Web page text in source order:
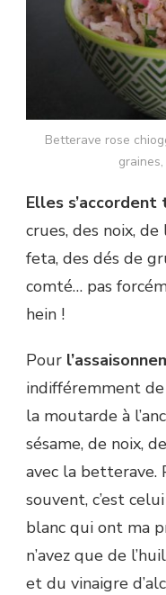
Betterave rose
Elles s’accordent
crues, des noix,
feta, des dés de
comté… pas
hein !
Pour
indifféremment
la moutarde à
sésame, de noix,
avec la betterave.
souvent, c’est
blanc qui ont ma
n’avez que de
et du vinaigre